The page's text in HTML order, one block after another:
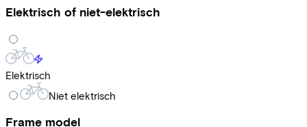
Elektrisch of niet-elektrisch
Elektrisch
Niet elektrisch
Frame model